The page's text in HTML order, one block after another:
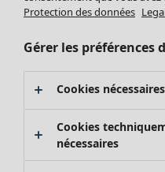
Tapis
Éponge
Protection des données
Gérer les préférences
Cookies nécessaires
Cookies
nécessaires